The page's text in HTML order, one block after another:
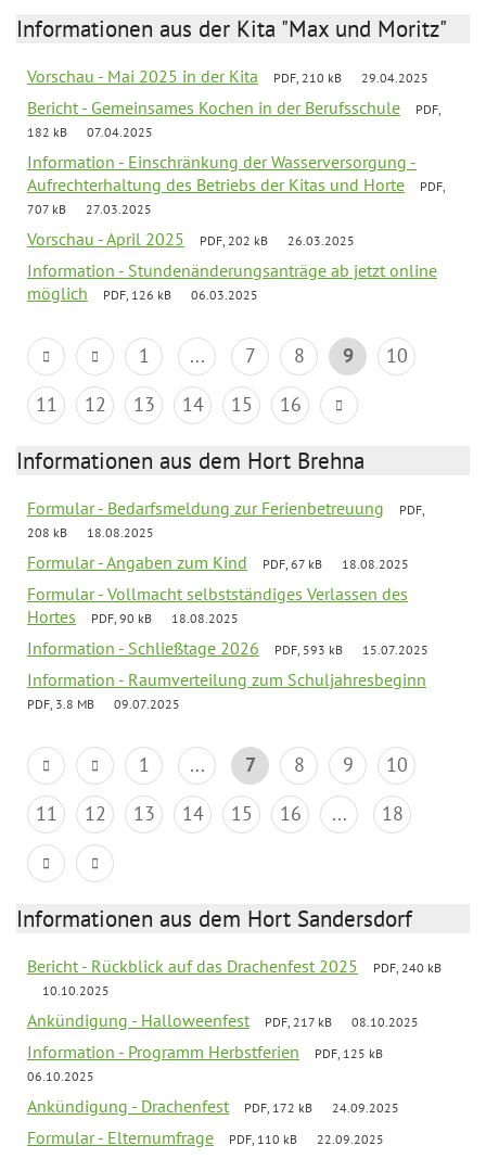
Informationen aus der Kita "Max und Moritz"
Vorschau - Mai 2025 in der Kita PDF, 210 kB 29.04.2025
Bericht - Gemeinsames Kochen in der Berufsschule
PDF,
182 kB
07.04.2025
Information - Einschränkung der Wasserversorgung -
Aufrechterhaltung des Betriebs der Kitas und Horte
PDF,
707 kB
27.03.2025
Vorschau - April 2025 PDF, 202 kB 26.03.2025
Information - Stundenänderungsanträge ab jetzt online
möglich
PDF, 126 kB 06.03.2025
1 ... 7 8 9
10
11
12 13 14 15 16
Informationen aus dem Hort Brehna
Formular - Bedarfsmeldung zur Ferienbetreuung
PDF,
208 kB
18.08.2025
Formular - Angaben zum Kind PDF, 67 kB 18.08.2025
Formular - Vollmacht selbstständiges Verlassen des
Hortes
PDF, 90 kB 18.08.2025
Information - Schließtage 2026 PDF, 593 kB 15.07.2025
Information - Raumverteilung zum Schuljahresbeginn
PDF, 3.8 MB 09.07.2025
1 ... 7 8 9
10
11
12 13 14 15 16 ... 18
Informationen aus dem Hort Sandersdorf
Bericht - Rückblick auf das Drachenfest 2025
PDF, 240 kB
10.10.2025
Ankündigung - Halloweenfest PDF, 217 kB 08.10.2025
Information - Programm Herbstferien
PDF, 125 kB
06.10.2025
Ankündigung - Drachenfest PDF, 172 kB 24.09.2025
Formular - Elternumfrage PDF, 110 kB 22.09.2025